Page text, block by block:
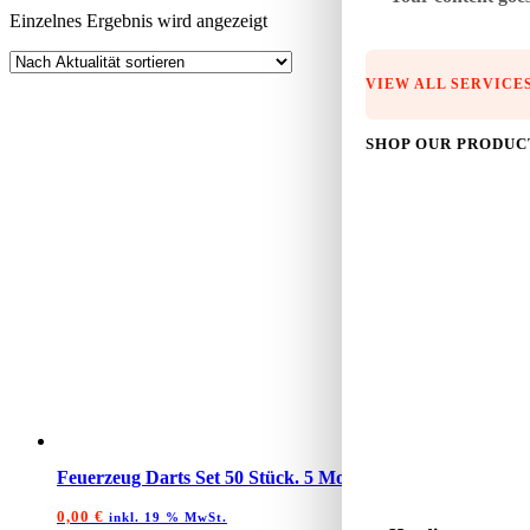
VIEW ALL
SHOP OUR
Einzelnes Ergebnis wird angezeigt
Feuerzeug Darts Set 50 Stück. 5 Motive
0,00 € inkl. 19 % MwSt.